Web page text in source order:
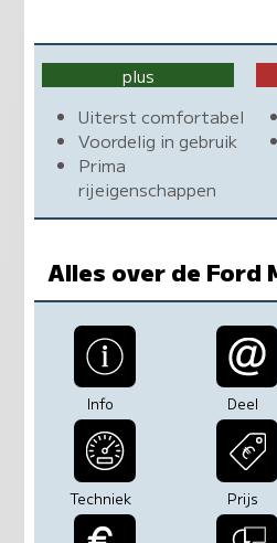
plus
Uiterst comfortabel
Voordelig in gebruik
Prima
rijeigenschappen
Alles over de Ford
Info Deel
Techniek Prijs